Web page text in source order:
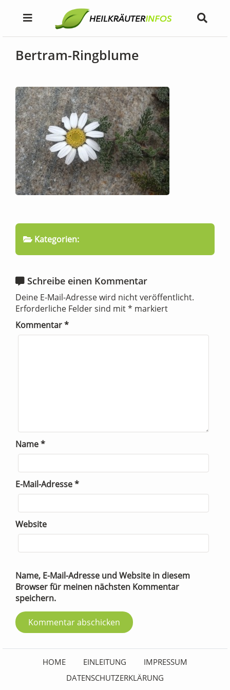
Bertram-Ringblume
Kategorien:
Schreibe einen Kommentar
Deine E-Mail-Adresse wird nicht veröffentlicht.
Erforderliche Felder sind mit* markiert
Kommentar*
Name*
E-Mail-Adresse*
Website
Name, E-Mail-Adresse und Website in diesem
Browser für meinen nächsten Kommentar
speichern.
HOME EINLEITUNG
IMPRESSUM
DATENSCHUTZERKLÄRUNG